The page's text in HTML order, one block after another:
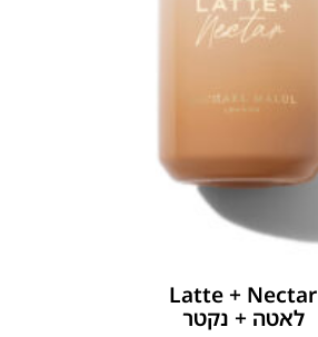
Latte + Nectar
לאטה + נקטר